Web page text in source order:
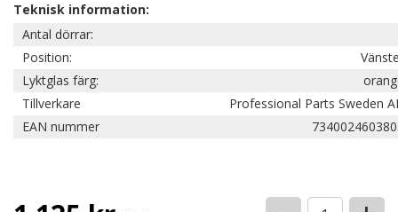
Teknisk information:
Antal dörrar:
Position:
Lyktglas färg:
Tillverkare
Professional Parts Sweden
EAN nummer